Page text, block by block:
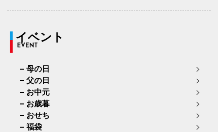
イベント
EVENT
母の日
父の日
お中元
お歳暮
おせち
福袋